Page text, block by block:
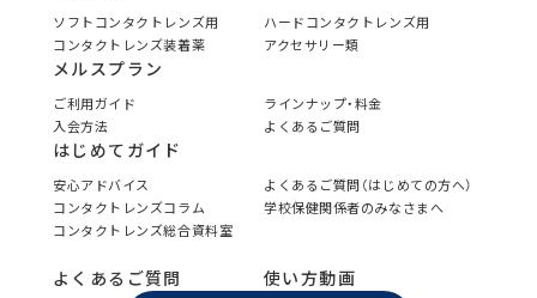
ソフトコンタクトレンズ用
ハードコンタクトレンズ用
コンタクトレンズ装着薬
アクセサリー類
メルスプラン
ご利用ガイド
ラインナップ・料金
入会方法
よくあるご質問
はじめてガイド
安心アドバイス
よくあるご質問（はじめての方へ）
コンタクトレンズコラム
学校保健関係者のみなさまへ
コンタクトレンズ総合資料室
よくあるご質問 使い方動画